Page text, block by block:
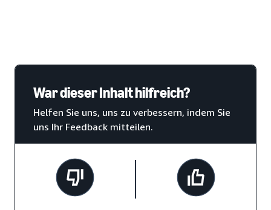
War dieser Inhalt hilfreich?
Helfen Sie uns, uns zu verbessern, indem Sie
uns Ihr Feedback mitteilen.